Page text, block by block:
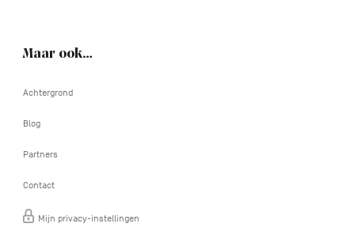
Maar ook…
Achtergrond
Blog
Partners
Contact
Mijn privacy-instellingen